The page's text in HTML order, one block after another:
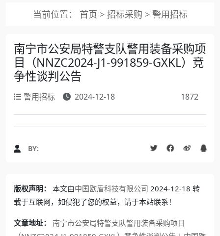
当前位置： 首页 > 招标采购 > 警用招标
南宁市公安局特警支队警用装备采购项
目（NNZC2024-J1-991859-GXKL）竞
争性谈判公告
警用招标 2024-12-18 1872
BY:
版权声明： 本文由中国欧盾科技有限公司 2024-12-18 转
载于互联网，如侵犯了您的权益，请于本站联系！
文章地址：
南宁市公安局特警支队警用装备采购项目